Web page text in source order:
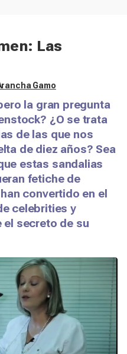
Las
Gamo
la gran pregunta
¿O se trata
de las que nos
de diez años? Sea
estas sandalias
fetiche de
convertido en el
celebrities y
el secreto de su